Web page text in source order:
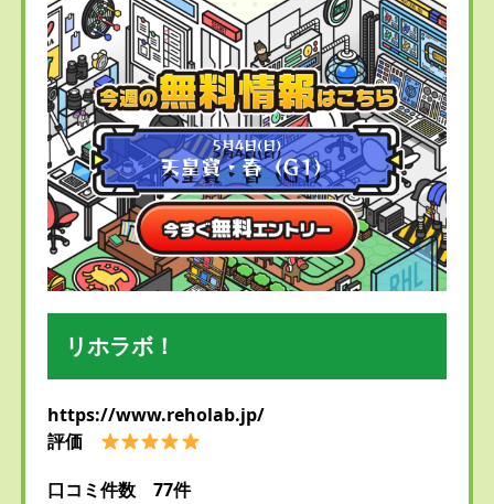
リホラボ！
https://www.reholab.jp/
評価
口コミ件数 77件